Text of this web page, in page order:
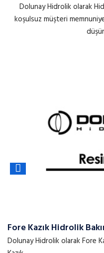
Dolunay Hidrolik olarak
koşulsuz müşteri
Fore Kazık Hidrolik
Dolunay Hidrolik olarak Fore